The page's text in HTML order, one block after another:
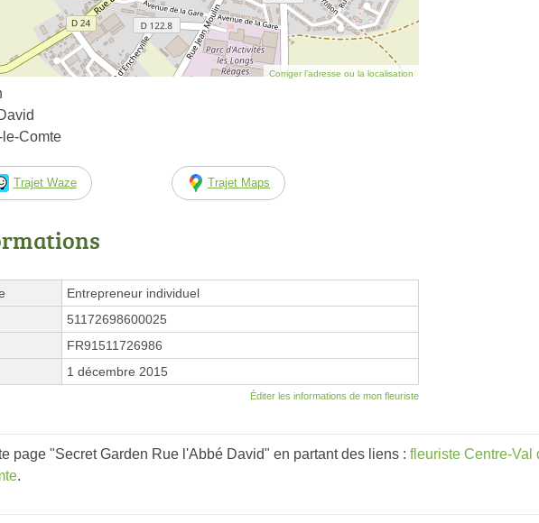
Corriger l’adresse ou la localisation
Comte
Trajet Waze Trajet Maps
Entrepreneur individuel
51172698600025
FR91511726986
1 décembre 2015
Éditer les informations de mon fleuriste
page "Secret Garden Rue l'Abbé David" en partant des liens : fleuriste Centre-Val
.